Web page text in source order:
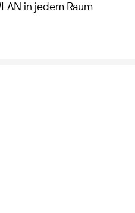
in jedem Raum